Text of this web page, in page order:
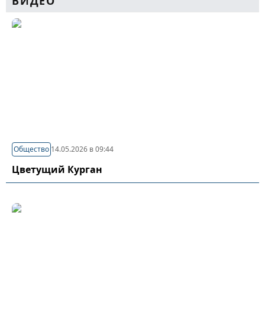
Общество 14.05.2026 в 09:44
Цветущий Курган